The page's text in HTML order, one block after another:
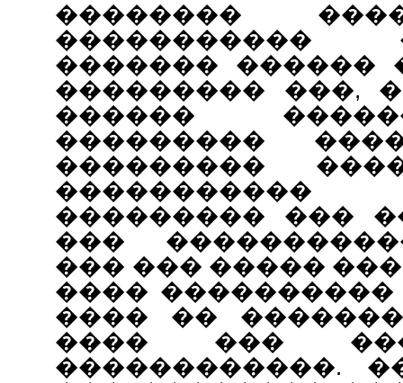
��������
������� ������
��������� ���,
������
���������
���������
��������� ���
���
��� ��� �����
����
���� ��
���� ���
������������.